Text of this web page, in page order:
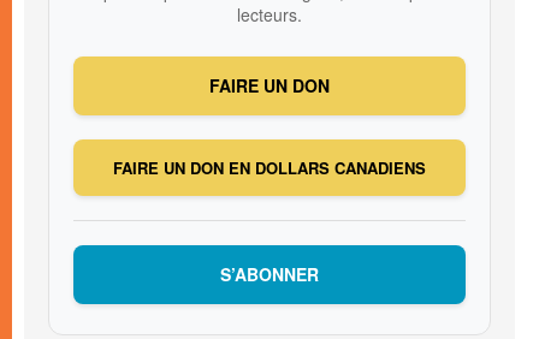
lecteurs.
FAIRE UN DON
FAIRE UN DON EN DOLLARS CANADIENS
S’ABONNER